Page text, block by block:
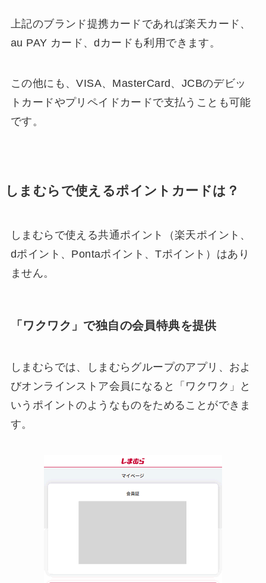
上記のブランド提携カードであれば楽天カード、
au PAY カード、dカードも利用できます。
この他にも、VISA、MasterCard、JCBのデビッ
トカードやプリペイドカードで支払うことも可能
です。
しまむらで使えるポイントカードは？
しまむらで使える共通ポイント（楽天ポイント、
dポイント、Pontaポイント、Tポイント）はあり
ません。
「ワクワク」で独自の会員特典を提供
しまむらでは、しまむらグループのアプリ、およ
びオンラインストア会員になると「ワクワク」と
いうポイントのようなものをためることができま
す。